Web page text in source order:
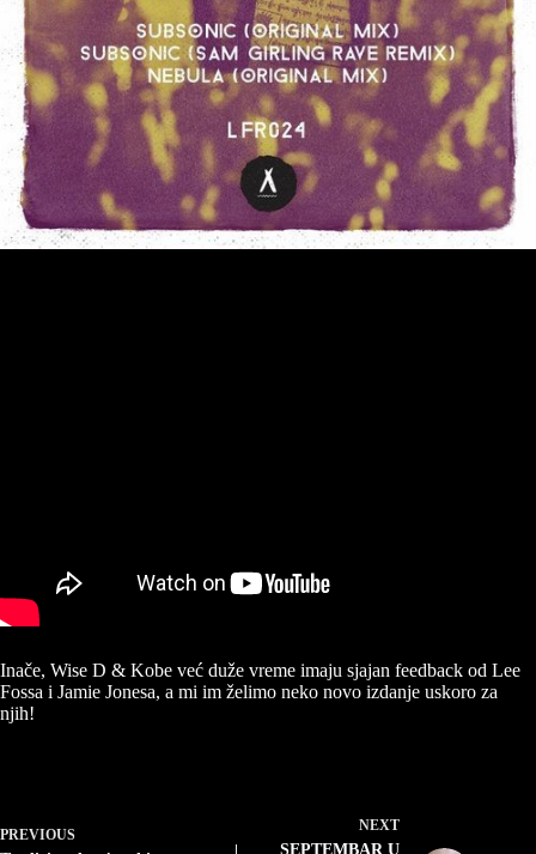
Inače, Wise D & Kobe već duže vreme imaju sjajan feedback od Lee
Fossa i Jamie Jonesa, a mi im želimo neko novo izdanje uskoro za
njih!
PREVIOUS
NEXT
SEPTEMBAR U